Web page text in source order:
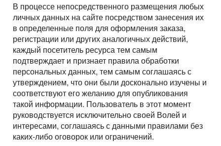
В процессе непосредственного размещения любых
личных данных на сайте посредством занесения их
в определенные поля для оформления заказа,
регистрации или других аналогичных действий,
каждый посетитель ресурса тем самым
подтверждает и признает правила обработки
персональных данных, тем самым соглашаясь с
утверждением, что они были досконально изучены и
соответствуют его желанию для опубликования
такой информации. Пользователь в этот момент
руководствуется исключительно своей Волей и
интересами, соглашаясь с данными правилами без
каких-либо оговорок или ограничений.